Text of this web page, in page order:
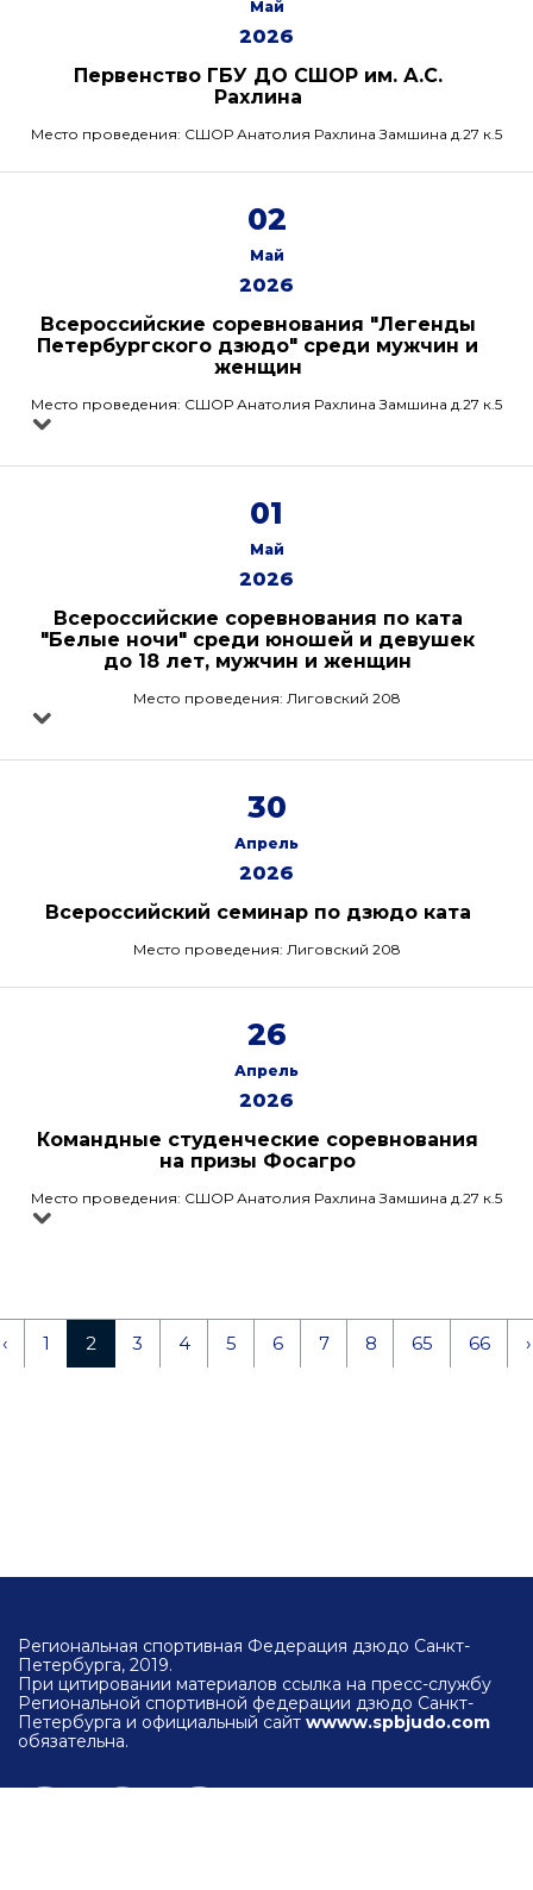
Май
2026
Первенство ГБУ ДО СШОР им. А.С.
Рахлина
Место проведения: СШОР Анатолия Рахлина Замшина д.27 к.5
02
Май
2026
Всероссийские соревнования "Легенды
Петербургского дзюдо" среди мужчин и
женщин
Место проведения: СШОР Анатолия Рахлина Замшина д.27 к.5
01
Май
2026
Всероссийские соревнования по ката
"Белые ночи" среди юношей и девушек
до 18 лет, мужчин и женщин
Место проведения: Лиговский 208
30
Апрель
2026
Всероссийский семинар по дзюдо ката
Место проведения: Лиговский 208
26
Апрель
2026
Командные студенческие соревнования
на призы Фосагро
Место проведения: СШОР Анатолия Рахлина Замшина д.27 к.5
‹ 1 2 3 4 5 6 7 8 65 66 ›
Региональная спортивная Федерация дзюдо Санкт-
Петербурга, 2019.
При цитировании материалов ссылка на пресс-службу
Региональной спортивной федерации дзюдо Санкт-
Петербурга и официальный сайт wwww.spbjudo.com
обязательна.